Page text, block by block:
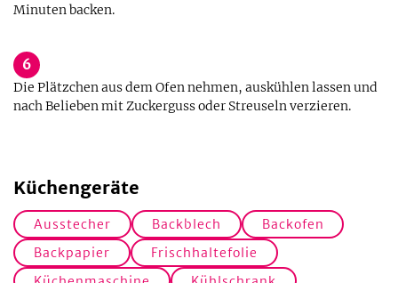
Minuten backen.
6
Die Plätzchen aus dem Ofen nehmen, auskühlen lassen und
nach Belieben mit Zuckerguss oder Streuseln verzieren.
Küchengeräte
Ausstecher Backblech
Backofen
Backpapier
Frischhaltefolie